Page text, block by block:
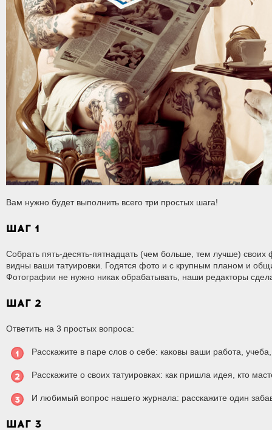
Вам нужно будет выполнить всего три простых шага!
ШАГ 1
Собрать пять-десять-пятнадцать (чем больше, тем лучше)
видны ваши татуировки. Годятся фото и с крупным планом и
Фотографии не нужно никак обрабатывать, наши редакторы
ШАГ 2
Ответить на 3 простых вопроса:
Расскажите в паре слов о себе: каковы ваши работа,
Расскажите о своих татуировках: как пришла идея, кто
И любимый вопрос нашего журнала: расскажите один
ШАГ 3